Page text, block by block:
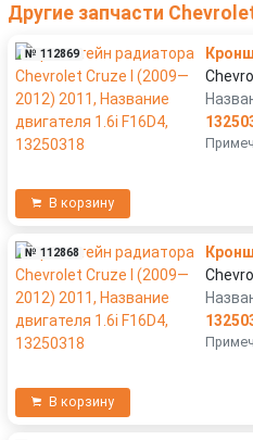
Другие запчасти
№ 112869
В корзину
№ 112868
В корзину